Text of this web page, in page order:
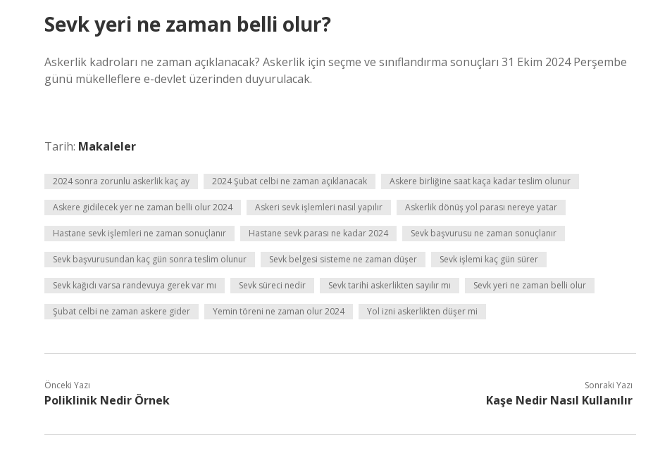
Sevk yeri ne zaman belli olur?
Askerlik kadroları ne zaman açıklanacak? Askerlik için seçme ve sınıflandırma sonuçları 31 Ekim 2024 Perşembe
günü mükelleflere e-devlet üzerinden duyurulacak.
Tarih: Makaleler
2024 sonra zorunlu askerlik kaç ay 2024 Şubat celbi ne zaman açıklanacak Askere birliğine saat kaça kadar teslim olunur
Askere gidilecek yer ne zaman belli olur 2024 Askeri sevk işlemleri nasıl yapılır Askerlik dönüş yol parası nereye yatar
Hastane sevk işlemleri ne zaman sonuçlanır Hastane sevk parası ne kadar 2024 Sevk başvurusu ne zaman sonuçlanır
Sevk başvurusundan kaç gün sonra teslim olunur Sevk belgesi sisteme ne zaman düşer Sevk işlemi kaç gün sürer
Sevk kağıdı varsa randevuya gerek var mı Sevk süreci nedir Sevk tarihi askerlikten sayılır mı Sevk yeri ne zaman belli olur
Şubat celbi ne zaman askere gider Yemin töreni ne zaman olur 2024 Yol izni askerlikten düşer mi
Önceki Yazı
Poliklinik Nedir Örnek
Sonraki Yazı
Kaşe Nedir Nasıl Kullanılır